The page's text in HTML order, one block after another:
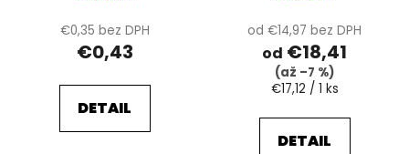
€0,35 bez DPH
€0,43
DETAIL
od €14,97 bez DPH
od €18,41
(až –7 %)
Jednotková
€17,12 / 1 ks
DETAIL